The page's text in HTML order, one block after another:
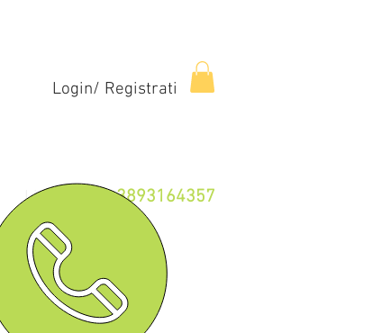
Login/ Registrati
Linea Fissa:3893164357